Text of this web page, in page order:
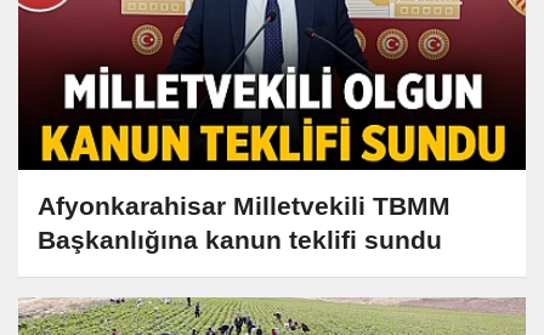
Afyonkarahisar Milletvekili TBMM
Başkanlığına kanun teklifi sundu